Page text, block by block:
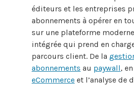
éditeurs et les entreprises
abonnements à opérer en
sur une plateforme
intégrée qui prend en
parcours client. De la
abonnements au paywall,
eCommerce et l’analyse de